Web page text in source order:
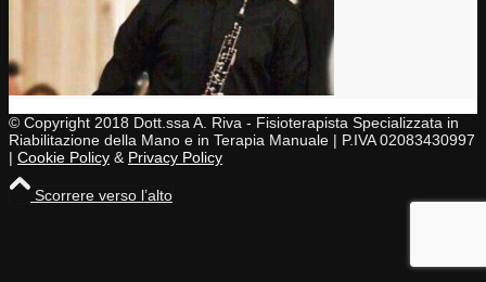
© Copyright 2018 Dott.ssa A. Riva - Fisioterapista Specializzata in
Riabilitazione della Mano e in Terapia Manuale | P.IVA 02083430997
| Cookie Policy & Privacy Policy
Scorrere verso l’alto